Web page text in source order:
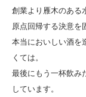
創業より雁木のある
原点回帰する決意を
本当においしい酒を
くては。
最後にもう一杯飲み
しています。